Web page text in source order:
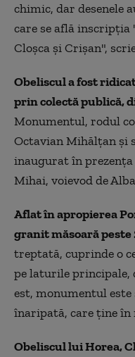
chimic, dar desenele
care se află
Cloșca și Crișan",
Obeliscul a fost
prin colectă publică,
Monumentul, rodul
Octavian Mihălțan și
inaugurat în
Mihai, voievod de
Aflat în apropierea
granit măsoară peste
treptată, cuprinde o
pe laturile principale,
est, monumentul
înaripată, care ține în
Obeliscul lui Horea,